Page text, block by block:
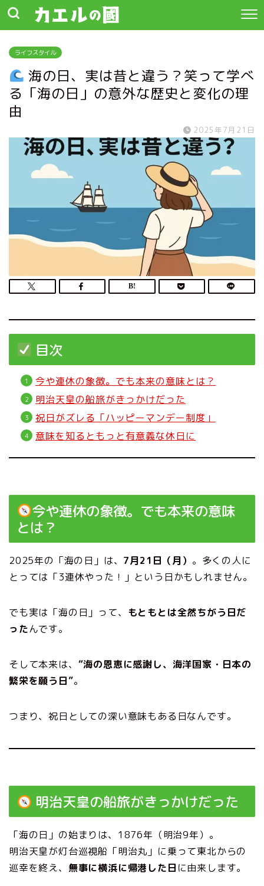
ライフスタイル
海の日、実は昔と違う？笑って学べ
る「海の日」の意外な歴史と変化の理
由
2025年7月21日
目次
今や連休の象徴。でも本来の意味とは？
明治天皇の船旅がきっかけだった
祝日がズレる「ハッピーマンデー制度」
意味を知るともっと有意義な休日に
今や連休の象徴。でも本来の意味
とは？
2025年の「海の日」は、 7月21日（月） 。多くの人に
とっては「3連休やった！」という日かもしれません。
でも実は「海の日」って、 もともとは全然ちがう日だ
ったんです。
そして本来は、 “海の恩恵に感謝し、海洋国家・日本の
繁栄を願う日”。
つまり、祝日としての深い意味もある日なんです。
明治天皇の船旅がきっかけだった
「海の日」の始まりは、1876年（明治9年）。
明治天皇が灯台巡視船「明治丸」に乗って東北からの
巡幸を終え、 無事に横浜に帰港した日 に由来します。